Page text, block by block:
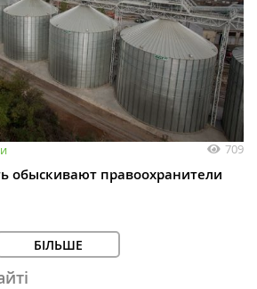
709
обыскивают правоохранители
БІЛЬШЕ